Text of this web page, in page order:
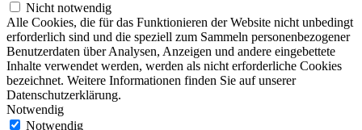
Nicht notwendig
Alle Cookies, die für das Funktionieren der Website nicht unbedingt
erforderlich sind und die speziell zum Sammeln personenbezogener
Benutzerdaten über Analysen, Anzeigen und andere eingebettete
Inhalte verwendet werden, werden als nicht erforderliche Cookies
bezeichnet. Weitere Informationen finden Sie auf unserer
Datenschutzerklärung.
Notwendig
Notwendig